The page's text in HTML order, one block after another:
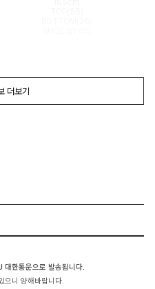
더보기
한통운으로 발송됩니다.
으니 양해바랍니다.